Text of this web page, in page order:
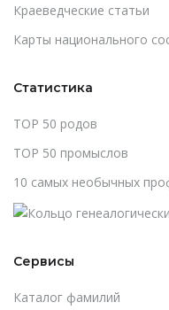
Краеведческие статьи
Карты национального
Статистика
TOP 50 родов
TOP 50 промыслов
10 самых необычных
Сервисы
Каталог фамилий